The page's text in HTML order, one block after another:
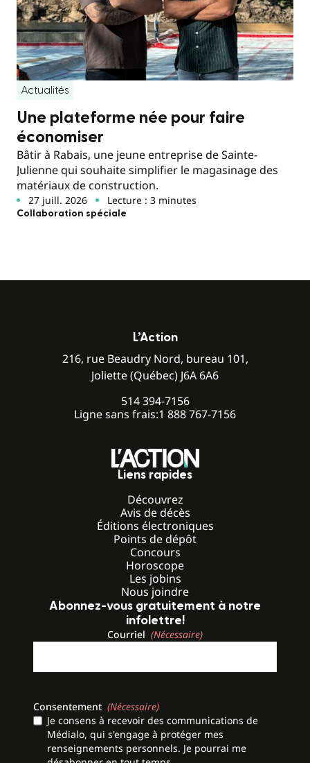
Actualités
Une plateforme née pour faire
économiser
Bâtir à Rabais, une jeune entreprise de Sainte-
Julienne qui souhaite simplifier le magasinage des
matériaux de construction.
27 juill. 2026 Lecture : 3 minutes
Collaboration spéciale
L’Action
216, rue Beaudry Nord, bureau 101,
Joliette (Québec) J6A 6A6
514 394-7156
Ligne sans frais:1 888 767-7156
Liens rapides
Découvrez
Avis de décès
Éditions électroniques
Points de dépôt
Concours
Horoscope
Les jobins
Nous joindre
Abonnez-vous gratuitement à notre
infolettre!
Courriel (Nécessaire)
Consentement (Nécessaire)
Je consens à recevoir des communications de
Médialo, qui s'engage à protéger mes
renseignements personnels. Je pourrai me